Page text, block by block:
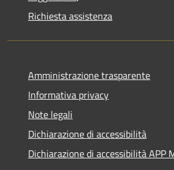
Richiesta assistenza
Amministrazione trasparente
Informativa privacy
Note legali
Dichiarazione di accessibilità
Dichiarazione di accessibilità APP